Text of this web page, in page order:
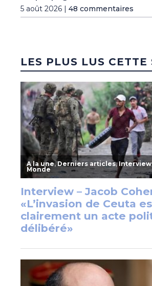
5 août 2026 | 48 commentaires
LES PLUS LUS CETTE